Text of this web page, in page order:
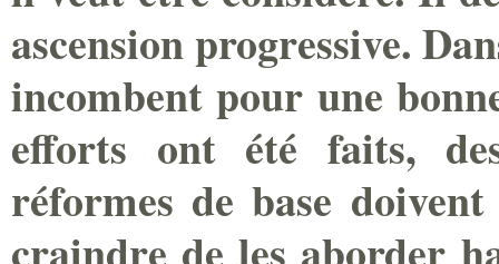
ascension progressive.
incombent pour une
efforts ont été faits,
réformes de base